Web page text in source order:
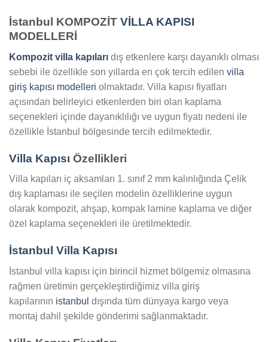
İstanbul KOMPOZİT VİLLA KAPISI
MODELLERİ
Kompozit villa kapıları dış etkenlere karşı dayanıklı olması
sebebi ile özellikle son yıllarda en çok tercih edilen villa
giriş kapısı modelleri olmaktadır. Villa kapısı fiyatları
açısından belirleyici etkenlerden biri olan kaplama
seçenekleri içinde dayanıklılığı ve uygun fiyatı nedeni ile
özellikle İstanbul bölgesinde tercih edilmektedir.
Villa Kapısı Özellikleri
Villa kapıları iç aksamları 1. sınıf 2 mm kalınlığında Çelik
dış kaplaması ile seçilen modelin özelliklerine uygun
olarak kompozit, ahşap, kompak lamine kaplama ve diğer
özel kaplama seçenekleri ile üretilmektedir.
İstanbul Villa Kapısı
İstanbul villa kapısı için birincil hizmet bölgemiz olmasına
rağmen üretimin gerçekleştirdiğimiz villa giriş
kapılarının istanbul dışında tüm dünyaya kargo veya
montaj dahil şekilde gönderimi sağlanmaktadır.